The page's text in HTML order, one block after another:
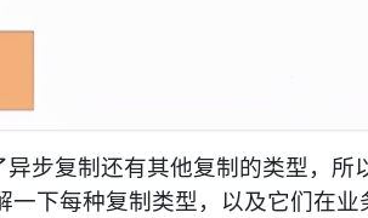
步复制还有其他复制的类型，所
下每种复制类型，以及它们在业